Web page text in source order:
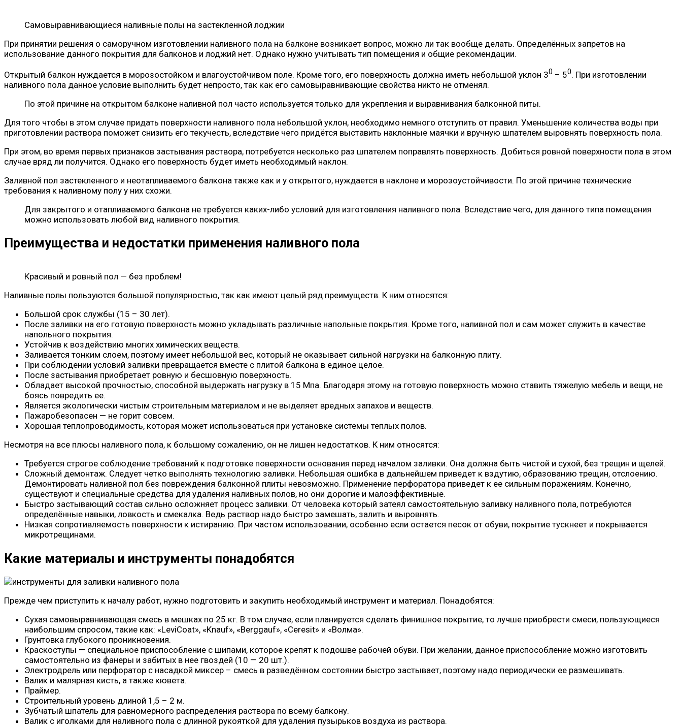
Самовыравнивающиеся наливные полы на застекленной лоджии
При принятии решения о саморучном изготовлении наливного пола на балконе возникает вопрос, можно ли так вообще делать. Определённых запретов на
использование данного покрытия для балконов и лоджий нет. Однако нужно учитывать тип помещения и общие рекомендации.
Открытый балкон нуждается в морозостойком и влагоустойчивом поле. Кроме того, его поверхность должна иметь небольшой уклон 30 – 50. При изготовлении
наливного пола данное условие выполнить будет непросто, так как его самовыравнивающие свойства никто не отменял.
По этой причине на открытом балконе наливной пол часто используется только для укрепления и выравнивания балконной питы.
Для того чтобы в этом случае придать поверхности наливного пола небольшой уклон, необходимо немного отступить от правил. Уменьшение количества воды при
приготовлении раствора поможет снизить его текучесть, вследствие чего придётся выставить наклонные маячки и вручную шпателем выровнять поверхность пола.
При этом, во время первых признаков застывания раствора, потребуется несколько раз шпателем поправлять поверхность. Добиться ровной поверхности пола в этом
случае вряд ли получится. Однако его поверхность будет иметь необходимый наклон.
Заливной пол застекленного и неотапливаемого балкона также как и у открытого, нуждается в наклоне и морозоустойчивости. По этой причине технические
требования к наливному полу у них схожи.
Для закрытого и отапливаемого балкона не требуется каких-либо условий для изготовления наливного пола. Вследствие чего, для данного типа помещения
можно использовать любой вид наливного покрытия.
Преимущества и недостатки применения наливного пола
Красивый и ровный пол — без проблем!
Наливные полы пользуются большой популярностью, так как имеют целый ряд преимуществ. К ним относятся:
Большой срок службы (15 – 30 лет).
После заливки на его готовую поверхность можно укладывать различные напольные покрытия. Кроме того, наливной пол и сам может служить в качестве
напольного покрытия.
Устойчив к воздействию многих химических веществ.
Заливается тонким слоем, поэтому имеет небольшой вес, который не оказывает сильной нагрузки на балконную плиту.
При соблюдении условий заливки превращается вместе с плитой балкона в единое целое.
После застывания приобретает ровную и бесшовную поверхность.
Обладает высокой прочностью, способной выдержать нагрузку в 15 Мпа. Благодаря этому на готовую поверхность можно ставить тяжелую мебель и вещи, не
боясь повредить ее.
Является экологически чистым строительным материалом и не выделяет вредных запахов и веществ.
Пажаробезопасен — не горит совсем.
Хорошая теплопроводимость, которая может использоваться при установке системы теплых полов.
Несмотря на все плюсы наливного пола, к большому сожалению, он не лишен недостатков. К ним относятся:
Требуется строгое соблюдение требований к подготовке поверхности основания перед началом заливки. Она должна быть чистой и сухой, без трещин и щелей.
Сложный демонтаж. Следует четко выполнять технологию заливки. Небольшая ошибка в дальнейшем приведет к вздутию, образованию трещин, отслоению.
Демонтировать наливной пол без повреждения балконной плиты невозможно. Применение перфоратора приведет к ее сильным поражениям. Конечно,
существуют и специальные средства для удаления наливных полов, но они дорогие и малоэффективные.
Быстро застывающий состав сильно осложняет процесс заливки. От человека который затеял самостоятельную заливку наливного пола, потребуются
определённые навыки, ловкость и смекалка. Ведь раствор надо быстро замешать, залить и выровнять.
Низкая сопротивляемость поверхности к истиранию. При частом использовании, особенно если остается песок от обуви, покрытие тускнеет и покрывается
микротрещинами.
Какие материалы и инструменты понадобятся
Прежде чем приступить к началу работ, нужно подготовить и закупить необходимый инструмент и материал. Понадобятся:
Сухая самовыравнивающая смесь в мешках по 25 кг. В том случае, если планируется сделать финишное покрытие, то лучше приобрести смеси, пользующиеся
наибольшим спросом, такие как: «LeviCoat», «Knauf», «Berggauf», «Ceresit» и «Волма».
Грунтовка глубокого проникновения.
Краскоступы — специальное приспособление с шипами, которое крепят к подошве рабочей обуви. При желании, данное приспособление можно изготовить
самостоятельно из фанеры и забитых в нее гвоздей (10 — 20 шт.).
Электродрель или перфоратор с насадкой миксер – смесь в разведённом состоянии быстро застывает, поэтому надо периодически ее размешивать.
Валик и малярная кисть, а также кювета.
Праймер.
Строительный уровень длиной 1,5 – 2 м.
Зубчатый шпатель для равномерного распределения раствора по всему балкону.
Валик с иголками для наливного пола с длинной рукояткой для удаления пузырьков воздуха из раствора.